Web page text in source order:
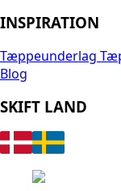
INSPIRATION
Tæppeunderlag
Blog
SKIFT LAND